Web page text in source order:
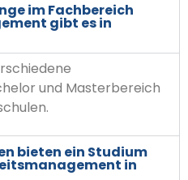
im Fachbereich
gibt es in
und Masterbereich
bieten ein Studium
in